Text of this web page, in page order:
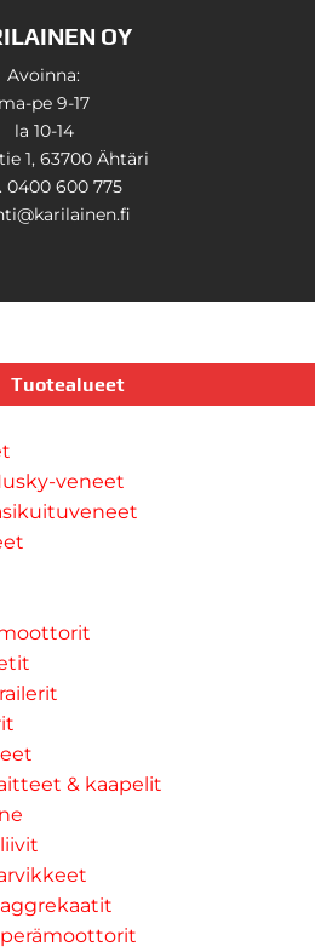
OY
Avoinna:
ma-pe 9-17
la 10-14
1, 63700 Ähtäri
0400 600 775
Tuotealueet
veneet
& kaapelit
perämoottorit